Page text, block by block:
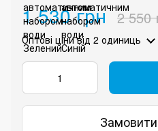
1 530 грн 2 550
Оптові цінивід 2 одиниць